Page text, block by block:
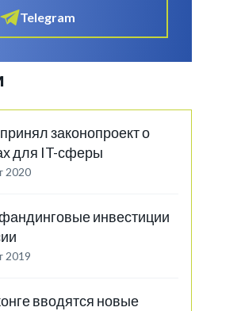
Telegram
законопроект о
для IT-сферы
2020
инвестиции
2019
вводятся новые